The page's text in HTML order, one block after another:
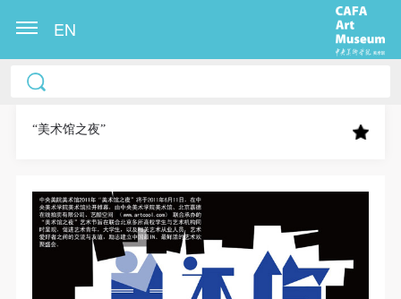
EN
“美术馆之夜”
中央美术学院美术馆出版授权协议书
称“CAFAM”），愿意将本人参与中央美术学院美术馆
果（如参与工作坊创作的作品）提交中央美术学院用
作发表、出版。中央美术学院可以以电子、网络及其
它数字媒体形式公开出版，并同意编入《中国知识资
源总库》《中央美术学院资料库》《中央美术学院美
中央美术学院美术馆出版授权协议书
称“CAFAM”），愿意将本人参与中央美术学院美术馆
果（如参与工作坊创作的作品）提交中央美术学院用
作发表、出版。中央美术学院可以以电子、网络及其
它数字媒体形式公开出版，并同意编入《中国知识资
源总库》《中央美术学院资料库》《中央美术学院美
中央美术学院美术馆出版授权协议书
称“CAFAM”），愿意将本人参与中央美术学院美术馆
果（如参与工作坊创作的作品）提交中央美术学院用
作发表、出版。中央美术学院可以以电子、网络及其
它数字媒体形式公开出版，并同意编入《中国知识资
源总库》《中央美术学院资料库》《中央美术学院美